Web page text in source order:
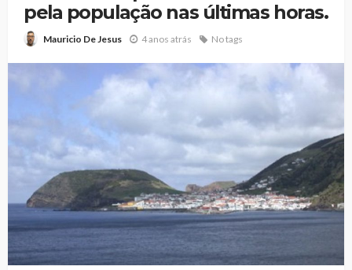
pela população nas últimas horas.
Mauricio De Jesus 4 anos atrás No tags